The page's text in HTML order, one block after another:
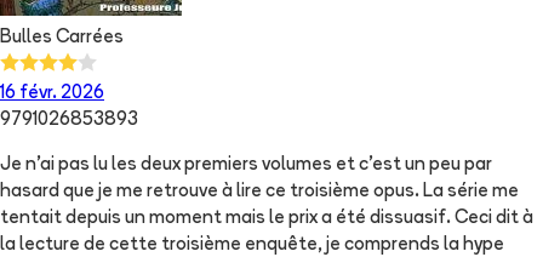
Bulles Carrées
16 févr. 2026
9791026853893
Je n’ai pas lu les deux premiers volumes et c’est un peu par
hasard que je me retrouve à lire ce troisième opus. La série me
tentait depuis un moment mais le prix a été dissuasif. Ceci dit à
la lecture de cette troisième enquête, je comprends la hype